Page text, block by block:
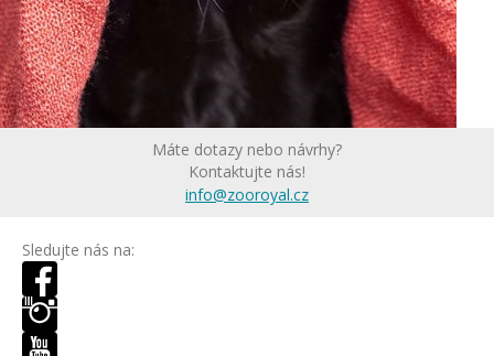
Máte dotazy nebo návrhy?
Kontaktujte nás!
info@zooroyal.cz
Sledujte nás na: